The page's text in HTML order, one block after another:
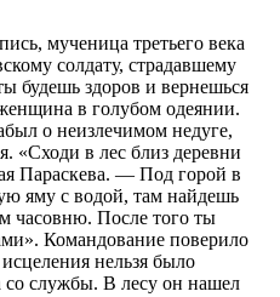
мученица третьего века
солдату, страдавшему
будешь здоров и вернешься
в голубом одеянии.
о неизлечимом недуге,
«Сходи в лес близ деревни
Параскева. — Под горой в
яму с водой, там найдешь
часовню. После того ты
Командование поверило
исцеления нельзя было
со службы. В лесу он нашел